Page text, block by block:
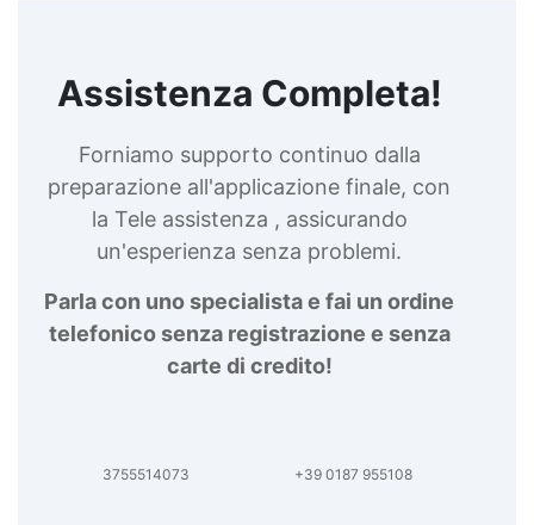
Assistenza Completa!
Forniamo supporto continuo dalla
preparazione all'applicazione finale, con
la Tele assistenza , assicurando
un'esperienza senza problemi.
Parla con uno specialista e fai un ordine
telefonico senza registrazione e senza
carte di credito!
3755514073 +39 0187 955108